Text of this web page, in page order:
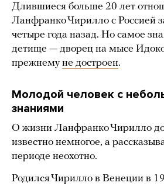
Длившиеся больше 20 лет
Ланфранко Чирилло с Россией
четыре года назад. Но самое
детище — дворец на мысе
прежнемуне достроен.
Молодой человек с
знаниями
О жизни Ланфранко Чирилло
известно немногое, а
периоде неохотно.
Родился Чирилло в Венеции в